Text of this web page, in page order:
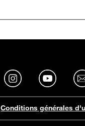
Conditions générales